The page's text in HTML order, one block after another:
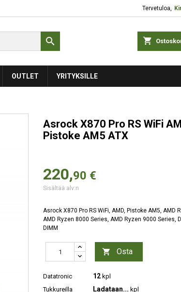
Tervetuloa,
shopping_cart

OUTLET YRITYKSILLE
Asrock X870 Pro RS WiFi
Pistoke AM5 ATX
220,90 €
Sisältää alv:n
Asrock X870 Pro RS WiFi, AMD, Pistoke AM5, AMD
AMD Ryzen 8000 Series, AMD Ryzen 9000 Series,
DIMM
 Osta
Datatronic 12 kpl
Tukkureilla
Ladataan... kpl